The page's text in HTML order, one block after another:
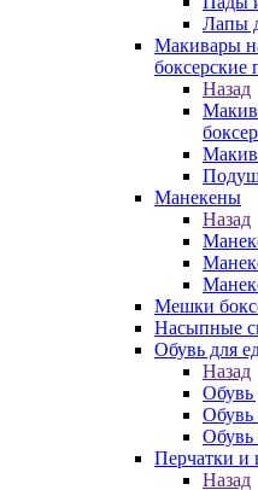
Лапы
Макивары
боксерские
Назад
Манекены
Назад
Мешки
Насыпные
Обувь для
Назад
Обувь
Обувь
Обувь
Перчатки и
Назад